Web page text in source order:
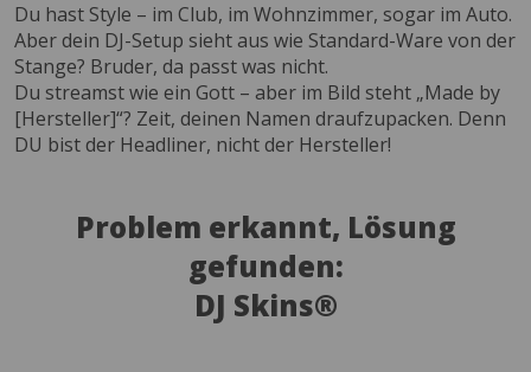
Du hast Style – im Club, im Wohnzimmer, sogar im Auto.
Aber dein DJ-Setup sieht aus wie Standard-Ware von der
Stange? Bruder, da passt was nicht.
Du streamst wie ein Gott – aber im Bild steht „Made by
[Hersteller]“? Zeit, deinen Namen draufzupacken. Denn
DU bist der Headliner, nicht der Hersteller!
Problem erkannt, Lösung
gefunden:
DJ Skins®